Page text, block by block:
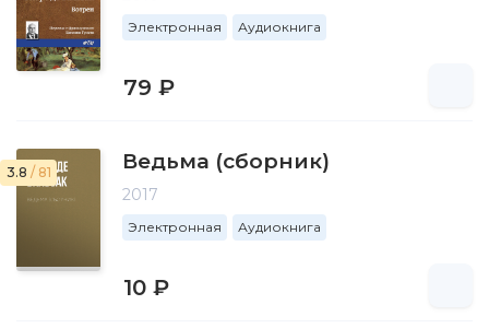
Электронная Аудиокнига
79 ₽
3.8 / 81 Ведьма (сборник)
2017
Электронная Аудиокнига
10 ₽